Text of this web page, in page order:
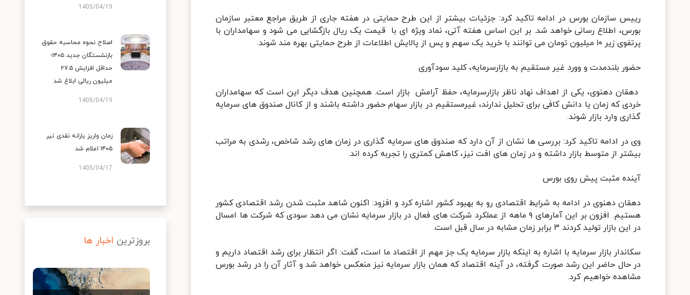
رییس سازمان بورس در ادامه تاکید کرد: جزئیات بیشتر از این طرح حمایتی در هفته جاری از طریق مراجع معتبر سازمان
بورس، اطلاع رسانی خواهد شد. بر این اساس هفته آتی، نماد ویژه ای با قیمت یک ریال بازگشایی می شود و سهامداران با
پرتفوی زیر ۱۰ میلیون تومان می توانند با خرید یک سهم و پس از پالایش اطلاعات از طرح حمایتی بهره مند شوند.
حضور بلندمدت و وورد غیر مستقیم به بازارسرمایه، کلید سودآوری
دهقان دهنوی، یکی از اهداف نهاد ناظر بازارسرمایه، حفظ آرامش بازار است. همچنین هدف دیگر این است که سهامداران
خردی که زمان یا دانش کافی برای تحلیل ندارند، غیرمستقیم در بازار سهام حضور داشته باشند و از کانال صندوق های سرمایه
گذاری وارد بازار شوند.
وی در ادامه تاکید کرد: بررسی ها نشان از آن دارد که صندوق های سرمایه گذاری در زمان های رشد شاخص، رشدی به مراتب
بیشتر از متوسط بازار داشته و در زمان های افت نیز، کاهش کمتری را تجربه کرده اند.
آینده مثبت پیش روی بورس
دهقان دهنوی در ادامه به شرایط اقتصادی رو به بهبود کشور اشاره کرد و افزود: اکنون شاهد مثبت شدن رشد اقتصادی کشور
هستیم. افزون بر این آمارهای ۹ ماهه از عملکرد شرکت های فعال در بازار سرمایه نشان می دهد سودی که شرکت ها امسال
در این بازار تولید کردند ۳ برابر زمان مشابه در سال قبل است.
سکاندار بازار سرمایه با اشاره به اینکه بازار سرمایه یک جز مهم از اقتصاد ما است، گفت: اگر انتظار برای رشد اقتصاد داریم و
در حال حاضر این رشد صورت گرفته، در آینه اقتصاد که همان بازار سرمایه نیز منعکس خواهد شد و آثار آن را در رشد بورس
مشاهده خواهیم کرد.
1405/04/19
اصلاح نحوه محاسبه حقوق
بازنشستگان جدید ۱۴۰۵؛
حداقل افزایش ۲۷.۵
میلیون ریالی ابلاغ شد
1405/04/19
زمان واریز یارانه نقدی تیر
۱۴۰۵ اعلام شد
1405/04/17
بروزترین اخبار ها